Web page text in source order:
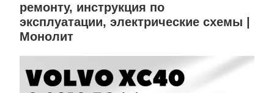
ремонту, инструкция по
эксплуатации, электрические схемы |
Монолит